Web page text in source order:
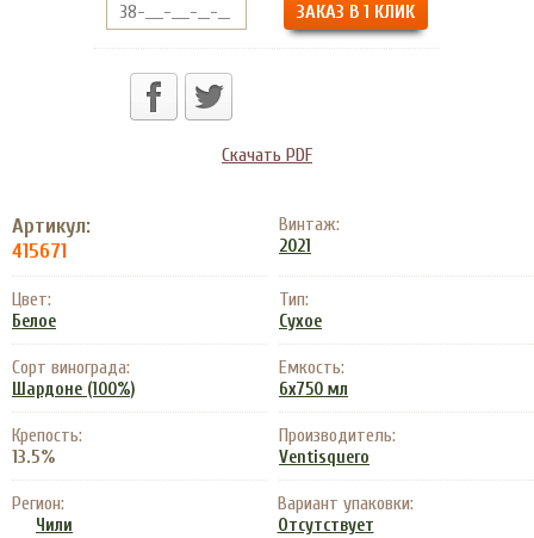
ЗАКАЗ В 1 КЛИК
Скачать PDF
Артикул:
415671
Винтаж:
2021
Цвет:
Белое
Тип:
Сухое
Сорт винограда:
Шардоне (100%)
Емкость:
6x750 мл
Крепость:
13.5%
Производитель:
Ventisquero
Регион:
Чили
Вариант упаковки:
Отсутствует